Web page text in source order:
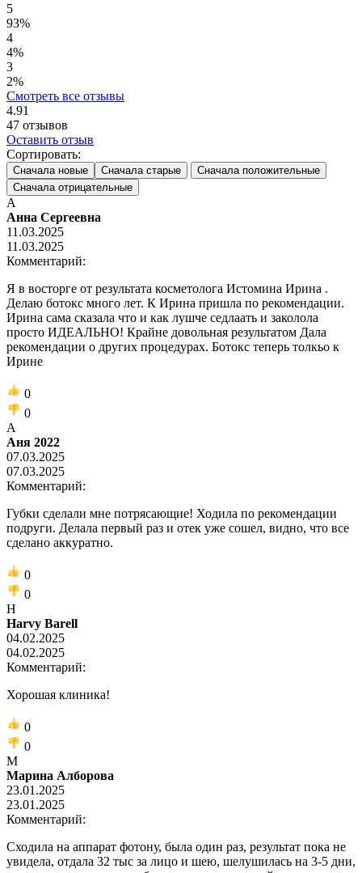
5
93%
4
4%
3
2%
Смотреть все отзывы
4.91
47 отзывов
Оставить отзыв
Сортировать:
Сначала новые Сначала старые
Сначала положительные
Сначала отрицательные
А
Анна Сергеевна
11.03.2025
11.03.2025
Комментарий:
Я в восторге от результата косметолога Истомина Ирина .
Делаю ботокс много лет. К Ирина пришла по рекомендации.
Ирина сама сказала что и как лушче седлаать и заколола
просто ИДЕАЛЬНО! Крайне довольная результатом Дала
рекомендации о других процедурах. Ботокс теперь толкьо к
Ирине
0
0
А
Аня 2022
07.03.2025
07.03.2025
Комментарий:
Губки сделали мне потрясающие! Ходила по рекомендации
подруги. Делала первый раз и отек уже сошел, видно, что все
сделано аккуратно.
0
0
H
Harvy Barell
04.02.2025
04.02.2025
Комментарий:
Хорошая клиника!
0
0
М
Марина Алборова
23.01.2025
23.01.2025
Комментарий:
Сходила на аппарат фотону, была один раз, результат пока не
увидела, отдала 32 тыс за лицо и шею, шелушилась на 3-5 дни,